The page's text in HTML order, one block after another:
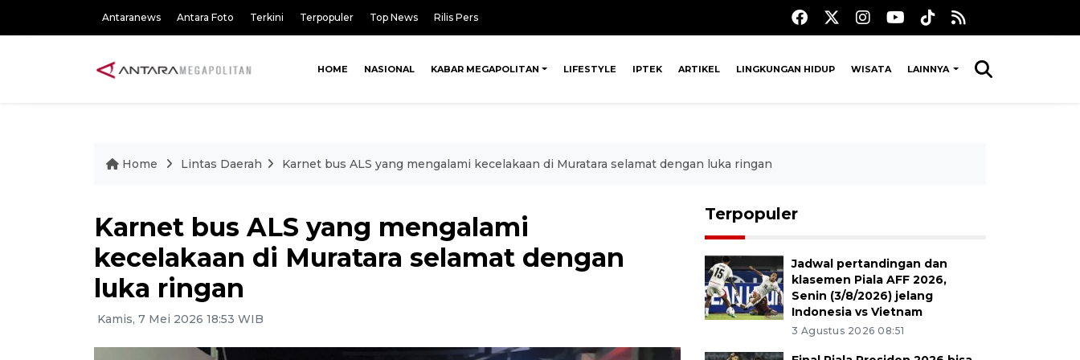
Antaranews Antara Foto Terkini Terpopuler Top News Rilis Pers
HOME NASIONAL KABAR MEGAPOLITAN LIFESTYLE IPTEK ARTIKEL LINGKUNGAN HIDUP WISATA LAINNYA
Home Lintas Daerah Karnet bus ALS yang mengalami kecelakaan di Muratara selamat dengan luka ringan
Karnet bus ALS yang mengalami
kecelakaan di Muratara selamat dengan
luka ringan
Kamis, 7 Mei 2026 18:53 WIB
Terpopuler
Jadwal pertandingan dan
klasemen Piala AFF 2026,
Senin (3/8/2026) jelang
Indonesia vs Vietnam
3 Agustus 2026 08:51